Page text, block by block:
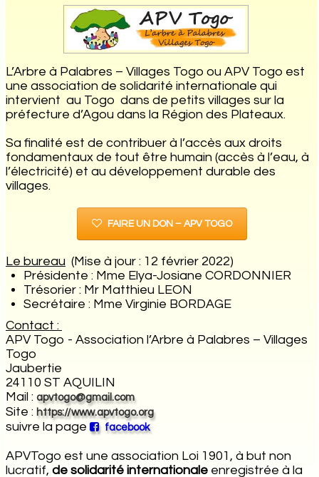
L’Arbre à Palabres – Villages Togo ou APV Togo est
une association de solidarité internationale qui
intervient au Togo dans de petits villages sur la
préfecture d’Agou dans la Région des Plateaux.
Sa finalité est de contribuer à l’accès aux droits
fondamentaux de tout être humain (accès à l’eau, à
l’électricité) et au développement durable des
villages.
FAIRE UN DON – APV TOGO
Le bureau (Mise à jour : 12 février 2022)
Présidente : Mme Elya-Josiane CORDONNIER
Trésorier : Mr Matthieu LEON
Secrétaire : Mme Virginie BORDAGE
Contact :
APV Togo - Association l’Arbre à Palabres – Villages
Togo
Jaubertie
24110 ST AQUILIN
Mail : apvtogo@gmail.com
Site : https://www.apvtogo.org
suivre la page facebook
APVTogo est une association Loi 1901, à but non
lucratif, de solidarité internationale enregistrée à la